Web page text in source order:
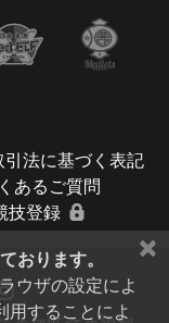
引法に基づく表記
あるご質問
技登録
×
おります。
ウザの設定によ
用することによ